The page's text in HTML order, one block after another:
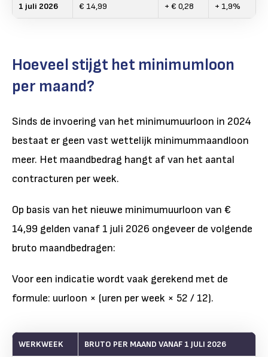
1 juli 2026 € 14,99 + € 0,28 + 1,9%
Hoeveel stijgt het minimumloon
per maand?
Sinds de invoering van het minimumuurloon in 2024
bestaat er geen vast wettelijk minimummaandloon
meer. Het maandbedrag hangt af van het aantal
contracturen per week.
Op basis van het nieuwe minimumuurloon van €
14,99 gelden vanaf 1 juli 2026 ongeveer de volgende
bruto maandbedragen:
Voor een indicatie wordt vaak gerekend met de
formule: uurloon × (uren per week × 52 / 12).
WERKWEEK BRUTO PER MAAND VANAF 1 JULI 2026